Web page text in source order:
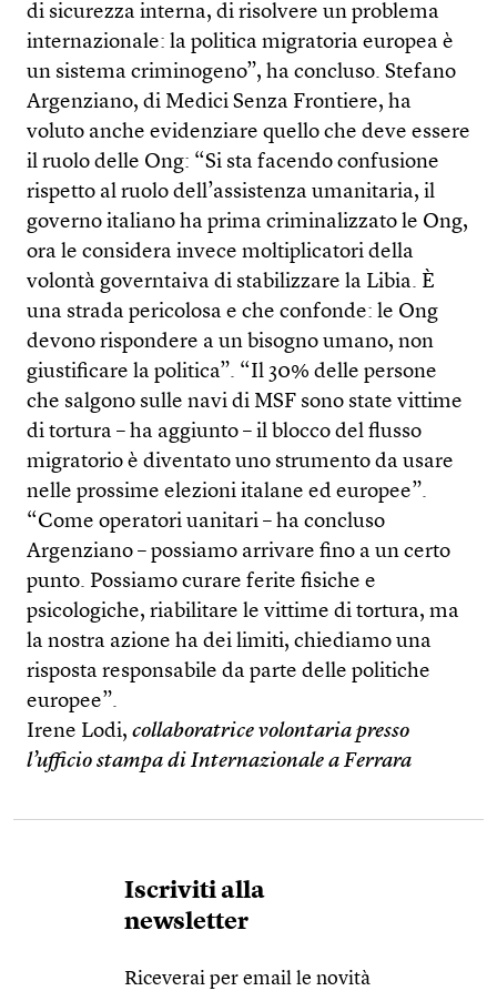
di sicurezza interna, di risolvere un problema
internazionale: la politica migratoria europea è
un sistema criminogeno”, ha concluso. Stefano
Argenziano, di Medici Senza Frontiere, ha
voluto anche evidenziare quello che deve essere
il ruolo delle Ong: “Si sta facendo confusione
rispetto al ruolo dell’assistenza umanitaria, il
governo italiano ha prima criminalizzato le Ong,
ora le considera invece moltiplicatori della
volontà governtaiva di stabilizzare la Libia. È
una strada pericolosa e che confonde: le Ong
devono rispondere a un bisogno umano, non
giustificare la politica”. “Il 30% delle persone
che salgono sulle navi di MSF sono state vittime
di tortura – ha aggiunto – il blocco del flusso
migratorio è diventato uno strumento da usare
nelle prossime elezioni italane ed europee”.
“Come operatori uanitari – ha concluso
Argenziano – possiamo arrivare fino a un certo
punto. Possiamo curare ferite fisiche e
psicologiche, riabilitare le vittime di tortura, ma
la nostra azione ha dei limiti, chiediamo una
risposta responsabile da parte delle politiche
europee”.
Irene Lodi, collaboratrice volontaria presso
l’ufficio stampa di Internazionale a Ferrara
Iscriviti alla
newsletter
Riceverai per email le novità